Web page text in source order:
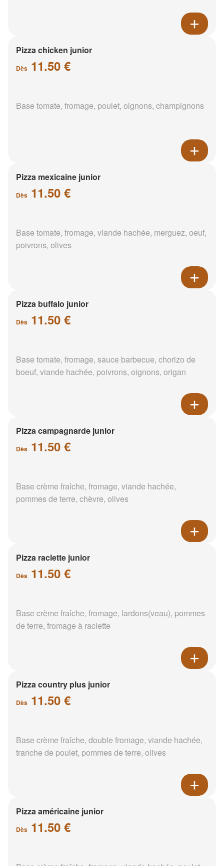
Pizza chicken junior
Dès 11.50 €
Base tomate, fromage, poulet, oignons, champignons
Pizza mexicaine junior
Dès 11.50 €
Base tomate, fromage, viande hachée, merguez, oeuf,
poivrons, olives
Pizza buffalo junior
Dès 11.50 €
Base tomate, fromage, sauce barbecue, chorizo de
boeuf, viande hachée, poivrons, oignons, origan
Pizza campagnarde junior
Dès 11.50 €
Base crème fraîche, fromage, viande hachée,
pommes de terre, chèvre, olives
Pizza raclette junior
Dès 11.50 €
Base crème fraîche, fromage, lardons(veau), pommes
de terre, fromage à raclette
Pizza country plus junior
Dès 11.50 €
Base crème fraîche, double fromage, viande hachée,
tranche de poulet, pommes de terre, olives
Pizza américaine junior
Dès 11.50 €